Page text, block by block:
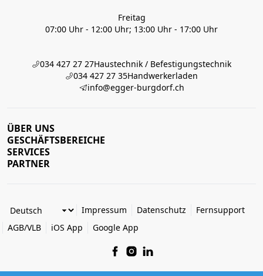
Freitag
07:00 Uhr - 12:00 Uhr; 13:00 Uhr - 17:00 Uhr
034 427 27 27Haustechnik / Befestigungstechnik
034 427 27 35Handwerkerladen
info@egger-burgdorf.ch
ÜBER UNS
GESCHÄFTSBEREICHE
SERVICES
PARTNER
Impressum Datenschutz
Fernsupport
AGB/VLB
iOS App Google App